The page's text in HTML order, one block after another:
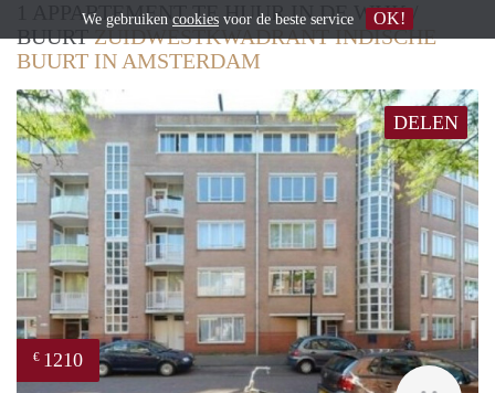
1 APPARTEMENT TE HUUR IN DE WIJK /
BUURTZUIDWESTKWADRANT INDISCHE
BUURT IN AMSTERDAM
DELEN
€ 1210
We gebruiken cookies voor de beste service OK!